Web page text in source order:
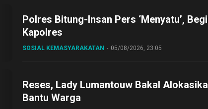
Polres Bitung-Insan Pers ‘Menyatu’,
Kapolres
SOSIAL KEMASYARAKATAN 05/08/2026, 23:05
Reses, Lady Lumantouw Bakal
Bantu Warga